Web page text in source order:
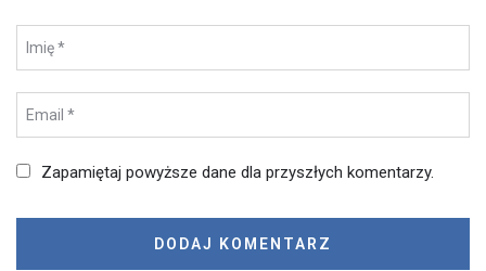
Zapamiętaj powyższe dane dla przyszłych komentarzy.